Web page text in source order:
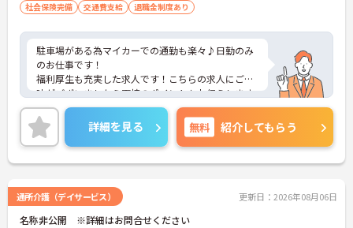
社会保険完備
交通費支給 退職金制度あり
駐車場がある為マイカーでの通勤も楽々♪日勤のみ
のお仕事です！
福利厚生も充実した求人です！こちらの求人にご興
味がございましたら面接のポイントもお伝えします
ので是非ご応募お待ちしております。
詳細を見る 無料 紹介してもらう
通所介護（デイサービス） 更新日：2026年08月06日
名称非公開 ※詳細はお問合せください